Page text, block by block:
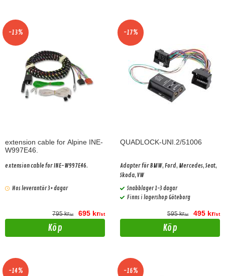
-13%
extension cable for Alpine INE-
W997E46.
extension cable for INE-W997E46.
Hos leverantör 3+ dagar
795 kr/st 695 kr/st
Köp
-17%
QUADLOCK-UNI.2/51006
Adapter för BMW, Ford, Mercedes, Seat,
Skoda, VW
Snabblager 1-3 dagar
Finns i lagershop Göteborg
595 kr/st 495 kr/st
Köp
-14% -16%